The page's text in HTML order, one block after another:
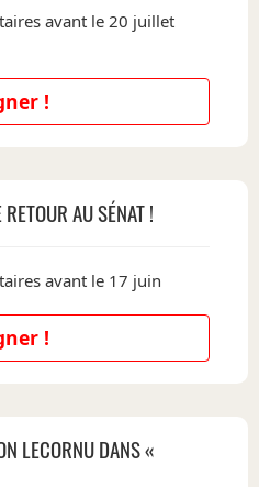
avant le 20 juillet
!
AU SÉNAT !
avant le 17 juin
!
LECORNU DANS «